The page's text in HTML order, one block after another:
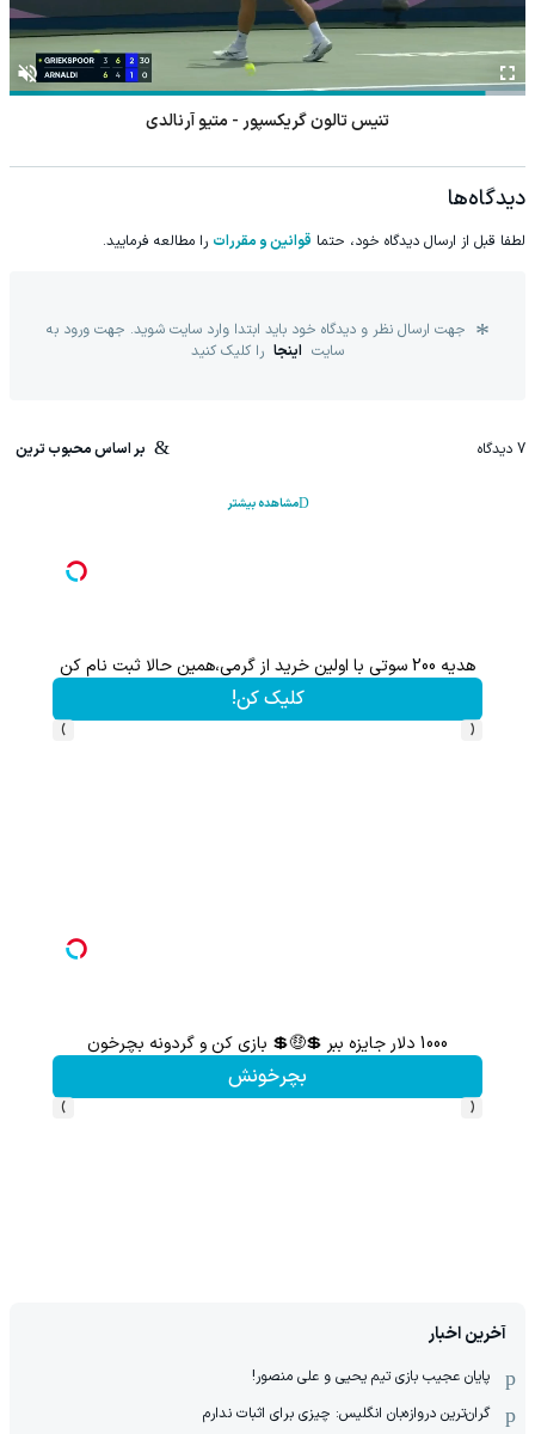
تنیس تالون گریکسپور - متیو آرنالدی
دیدگاه‌ها
لطفا قبل از ارسال دیدگاه خود، حتما قوانین و مقررات را مطالعه فرمایید.
جهت ارسال نظر و دیدگاه خود باید ابتدا وارد سایت شوید. جهت ورود به
سایت اینجا را کلیک کنید
7 دیدگاه بر اساس محبوب ترین
مشاهده بیشتر
هدیه 200 سوتی با اولین خرید از گرمی،همین حالا ثبت نام کن
کلیک کن!
‹
›
1000 دلار جایزه ببر 💲🤑💲 بازی کن و گردونه بچرخون
بچرخونش
‹
›
آخرین اخبار
پایان عجیب بازی تیم یحیی و علی منصور!
گران‌ترین دروازه‌بان انگلیس: چیزی برای اثبات ندارم